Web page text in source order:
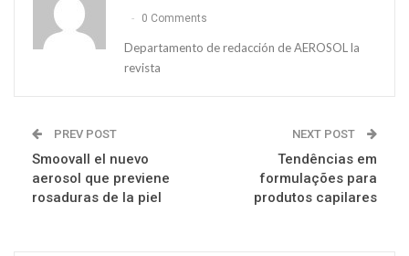
0 Comments
Departamento de redacción de AEROSOL la
revista
PREV POST
Smoovall el nuevo
aerosol que previene
rosaduras de la piel
NEXT POST
Tendências em
formulações para
produtos capilares